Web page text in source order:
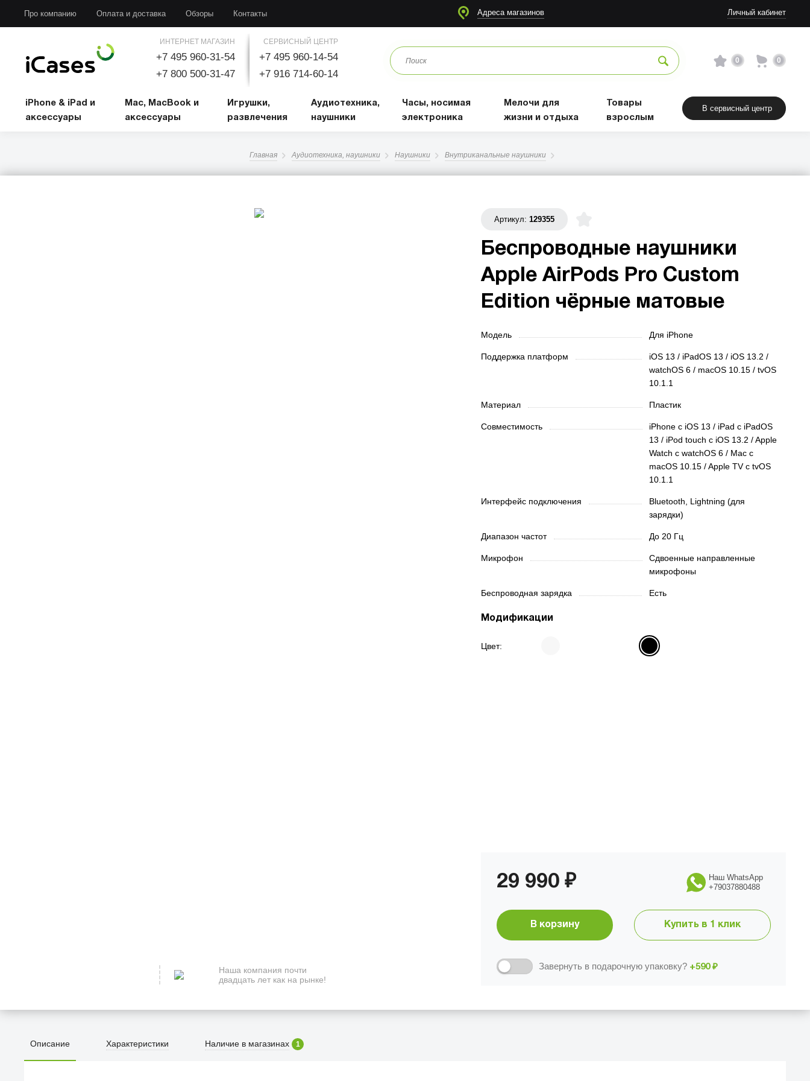
Про компанию Оплата и доставка Обзоры Контакты Адреса магазинов Личный кабинет
ИНТЕРНЕТ МАГАЗИН
+7 495 960-31-54
+7 800 500-31-47
СЕРВИСНЫЙ ЦЕНТР
+7 495 960-14-54
+7 916 714-60-14
0 0
iPhone & iPad и
аксессуары
Mac, MacBook и
аксессуары
Игрушки,
развлечения
Аудиотехника,
наушники
Часы, носимая
электроника
Мелочи для
жизни и отдыха
Товары
взрослым
В сервисный центр
Главная Аудиотехника, наушники Наушники Внутриканальные наушники
Артикул:129355
Беспроводные наушники
Apple AirPods Pro Custom
Edition чёрные матовые
Модель Для iPhone
Поддержка платформ
iOS 13 / iPadOS 13 / iOS 13.2 /
watchOS 6 / macOS 10.15 / tvOS
10.1.1
Материал Пластик
Совместимость
iPhone c iOS 13 / iPad с iPadOS
13 / iPod touch с iOS 13.2 / Apple
Watch c watchOS 6 / Mac с
macOS 10.15 / Apple TV c tvOS
10.1.1
Интерфейс подключения
Bluetooth, Lightning (для
зарядки)
Диапазон частот До 20 Гц
Микрофон
Сдвоенные направленные
микрофоны
Беспроводная зарядка Есть
Модификации
Цвет:
29 990 ₽
Наш WhatsApp
+79037880488
В корзину Купить в 1 клик
Завернуть в подарочную упаковку? +590 ₽
Наша компания почти
двадцать лет как на рынке!
Описание Характеристики Наличие в магазинах 1